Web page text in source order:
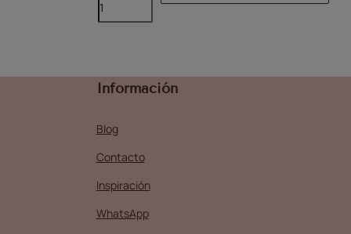
Información
Blog
Contacto
Inspiración
WhatsApp